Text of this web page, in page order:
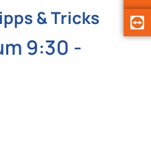
& Tricks
9:30 -